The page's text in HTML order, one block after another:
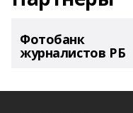
Фотобанк
журналистов РБ